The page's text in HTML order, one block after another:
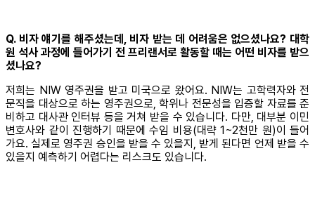
Q. 비자 얘기를 해주셨는데, 비자 받는 데 어려움은 없으셨나요? 대학
원 석사 과정에 들어가기 전 프리랜서로 활동할 때는 어떤 비자를 받으
셨나요?
저희는 NIW 영주권을 받고 미국으로 왔어요. NIW는 고학력자와 전
문직을 대상으로 하는 영주권으로, 학위나 전문성을 입증할 자료를 준
비하고 대사관 인터뷰 등을 거쳐 받을 수 있습니다. 다만, 대부분 이민
변호사와 같이 진행하기 때문에 수임 비용(대략 1~2천만 원)이 들어
가요. 실제로 영주권 승인을 받을 수 있을지, 받게 된다면 언제 받을 수
있을지 예측하기 어렵다는 리스크도 있습니다.